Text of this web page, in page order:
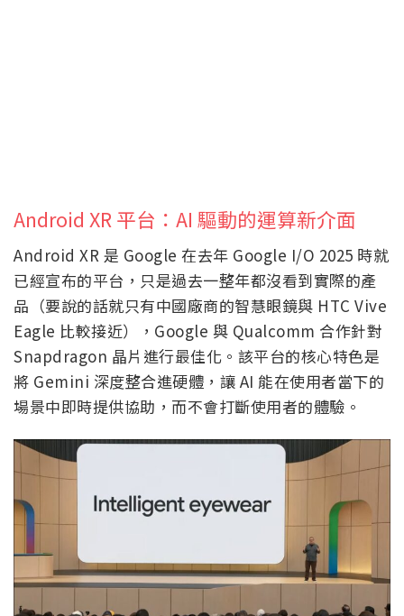
Android XR 平台：AI 驅動的運算新介面
Android XR 是 Google 在去年 Google I/O 2025 時就
已經宣布的平台，只是過去一整年都沒看到實際的產
品（要說的話就只有中國廠商的智慧眼鏡與 HTC Vive
Eagle 比較接近），Google 與 Qualcomm 合作針對
Snapdragon 晶片進行最佳化。該平台的核心特色是
將 Gemini 深度整合進硬體，讓 AI 能在使用者當下的
場景中即時提供協助，而不會打斷使用者的體驗。